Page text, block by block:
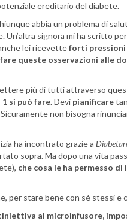
ereditario del diabete.
abbia un problema di
signora mi ha scritto
lei ricevetteforti
queste osservazioni alle
più di tutti attraverso
si può fare.Devi pianificare
non bisogna
ha incontrato grazie a
sopra. Ma dopo una vita
che cosa le ha permesso
per stare bene con sé stessi e
al microinfusore,